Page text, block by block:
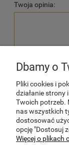
Twoja opinia:
Dbamy o
Pliki cookies i
działanie
Twoich potrzeb.
nas wszystkich
dostosować
opcję "Dostosuj
Więcej o plikach